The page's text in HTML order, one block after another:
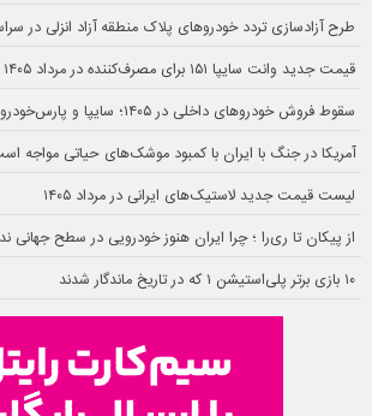
طرح آزادسازی تردد خودروهای پلاک منطقه آزاد انزلی در
قیمت جدید وانت سایپا ۱۵۱ برای مصرف‌کننده در مرداد ۱۴۰۵ اعلام شد
سقوط فروش خودروهای داخلی در ۱۴۰۵؛ سایپا و پارس‌خودرو بیشترین افت را داشتند
آمریکا در جنگ با ایران با کمبود موشک‌های حیاتی مواجه
لیست قیمت جدید لاستیک‌های ایرانی در مرداد ۱۴۰۵
از پیکان تا ری‌را ؛ چرا ایران هنوز خودرویی در سطح جهانی
۱۰ بازی برتر پلی‌استیشن ۱ که در تاریخ ماندگار شدند